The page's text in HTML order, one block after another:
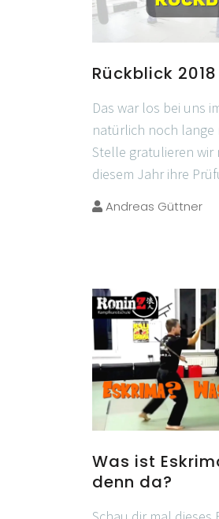
Rückblick 2018
Das war los bei uns
natürlich noch lange
Stelle gratulieren
diesem Jahr ihre
Andreas Güttner
Was ist
denn da?